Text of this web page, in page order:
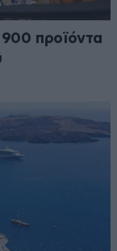
προϊόντα